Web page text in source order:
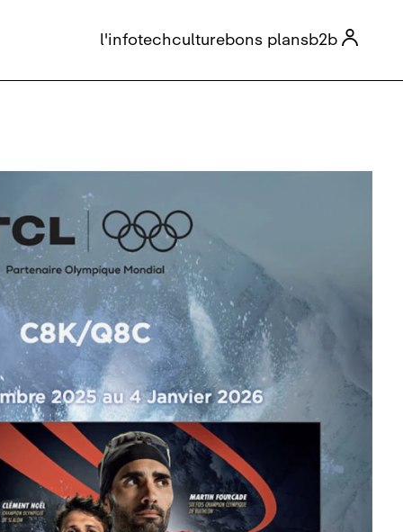

l'infotechculturebons plansb2b